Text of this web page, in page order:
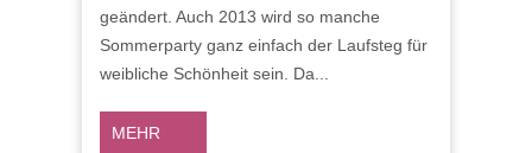
SCHÖNSTEN
ABENDKLEIDER
geändert. Auch 2013 wird so manche
Sommerparty ganz einfach der Laufsteg für
weibliche Schönheit sein. Da...
MEHR